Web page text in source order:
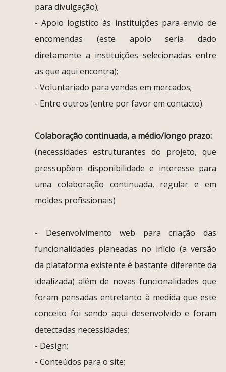
para divulgação);
- Apoio logístico às instituições para envio de
encomendas (este apoio seria dado
diretamente a instituições selecionadas entre
as que aqui encontra);
- Voluntariado para vendas em mercados;
- Entre outros (entre por favor em contacto).
Colaboração continuada, a médio/longo prazo:
(necessidades estruturantes do projeto, que
pressupõem disponibilidade e interesse para
uma colaboração continuada, regular e em
moldes profissionais)
- Desenvolvimento web para criação das
funcionalidades planeadas no início (a versão
da plataforma existente é bastante diferente da
idealizada) além de novas funcionalidades que
foram pensadas entretanto à medida que este
conceito foi sendo aqui desenvolvido e foram
detectadas necessidades;
- Design;
- Conteúdos para o site;